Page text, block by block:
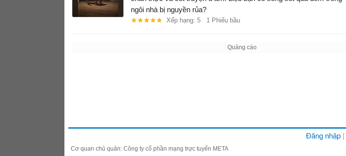
ngôi nhà bị nguyền rủa?
Xếp hạng: 5 1 Phiếu bầu
Đăng nhập
Cơ quan chủ quản: Công ty cổ phần mạng trực tuyến META